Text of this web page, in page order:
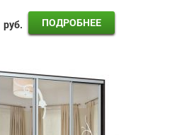
руб. ПОДРОБНЕЕ